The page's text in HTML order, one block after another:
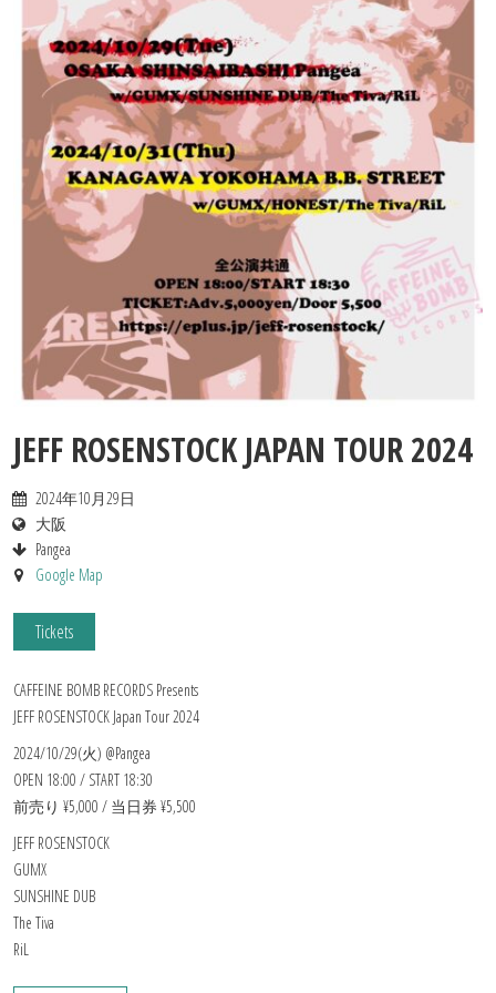
Contact
JEFF ROSENSTOCK JAPAN TOUR 2024
2024年10月29日
大阪
Pangea
Google Map
Tickets
CAFFEINE BOMB RECORDS Presents
JEFF ROSENSTOCK Japan Tour 2024
2024/10/29(火) @Pangea
OPEN 18:00 / START 18:30
前売り ¥5,000 / 当日券 ¥5,500
JEFF ROSENSTOCK
GUMX
SUNSHINE DUB
The Tiva
RiL